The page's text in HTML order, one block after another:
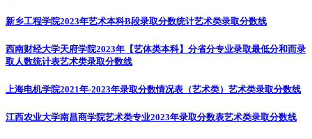
新乡工程学院2023年艺术本科B段录取分数统计艺术类录取分数线
西南财经大学天府学院2023年【艺体类本科】分省分专业录取最低分和而录
取人数统计表艺术类录取分数线
上海电机学院2021年-2023年录取分数情况表（艺术类） 艺术类录取分数线
江西农业大学南昌商学院艺术类专业2023年录取分数表艺术类录取分数线